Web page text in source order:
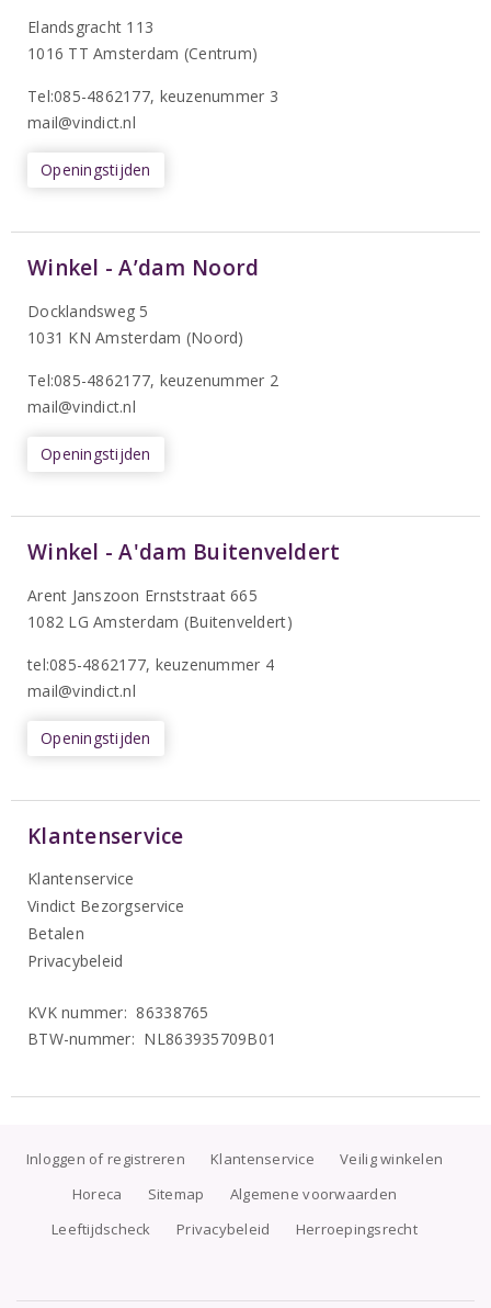
Elandsgracht 113
1016 TT Amsterdam (Centrum)
Tel:085-4862177, keuzenummer 3
mail@vindict.nl
Openingstijden
Winkel - A’dam Noord
Docklandsweg 5
1031 KN Amsterdam (Noord)
Tel:085-4862177, keuzenummer 2
mail@vindict.nl
Openingstijden
Winkel - A'dam Buitenveldert
Arent Janszoon Ernststraat 665
1082 LG Amsterdam (Buitenveldert)
tel:085-4862177, keuzenummer 4
mail@vindict.nl
Openingstijden
Klantenservice
Klantenservice
Vindict Bezorgservice
Betalen
Privacybeleid
KVK nummer: 86338765
BTW-nummer: NL863935709B01
Inloggen of registreren Klantenservice
Veilig winkelen
Horeca
Sitemap
Algemene voorwaarden
Leeftijdscheck
Privacybeleid Herroepingsrecht